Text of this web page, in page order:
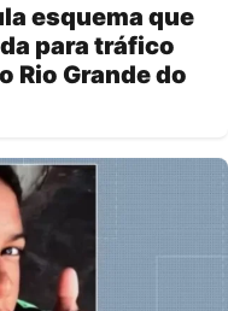
esquema que
para tráfico
Rio Grande do